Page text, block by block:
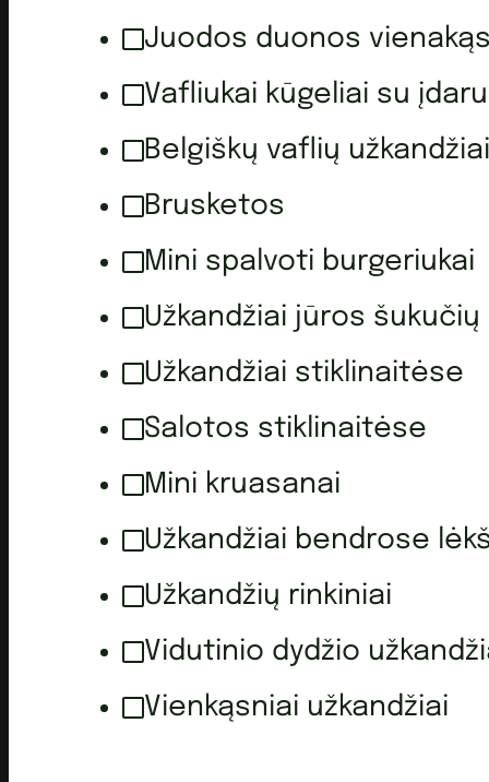
Juodos duonos
Vafliukai kūgeliai su įdaru
Belgiškų vaflių užkandžiai
Brusketos
Mini spalvoti burgeriukai
Užkandžiai jūros
Užkandžiai stiklinaitėse
Salotos stiklinaitėse
Mini kruasanai
Užkandžiai bendrose
Užkandžių rinkiniai
Vidutinio dydžio
Vienkąsniai užkandžiai